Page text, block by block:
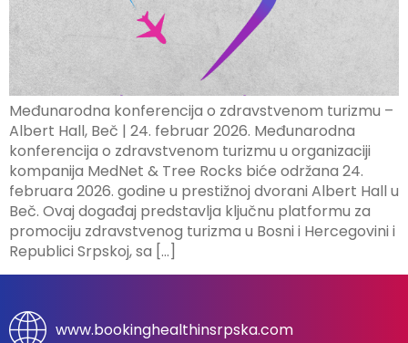
Međunarodna konferencija o zdravstvenom turizmu –
Albert Hall, Beč | 24. februar 2026. Međunarodna
konferencija o zdravstvenom turizmu u organizaciji
kompanija MedNet & Tree Rocks biće održana 24.
februara 2026. godine u prestižnoj dvorani Albert Hall u
Beč. Ovaj događaj predstavlja ključnu platformu za
promociju zdravstvenog turizma u Bosni i Hercegovini i
Republici Srpskoj, sa […]
www.bookinghealthinsrpska.com